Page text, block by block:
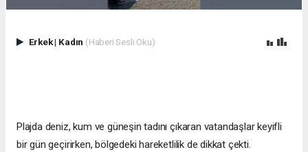
Erkek| Kadın (Haberi Sesli Oku)
Plajda deniz, kum ve güneşin tadını çıkaran vatandaşlar keyifli
bir gün geçirirken, bölgedeki hareketlilik de dikkat çekti.